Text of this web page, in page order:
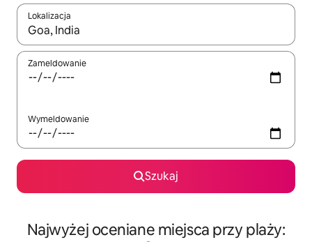
Lokalizacja
Gdy wyniki będą dostępne, możesz poruszać się po nich za
Zameldowanie
Wymeldowanie
Szukaj
Najwyżej oceniane miejsca przy plaży: